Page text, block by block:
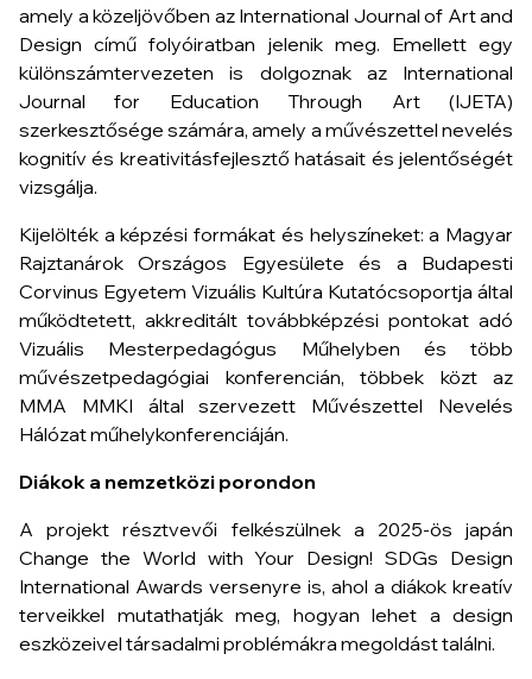
amely a közeljövőben az International Journal of Art and
Design című folyóiratban jelenik meg. Emellett egy
különszámtervezeten is dolgoznak az International
Journal for Education Through Art (IJETA)
szerkesztősége számára, amely a művészettel nevelés
kognitív és kreativitásfejlesztő hatásait és jelentőségét
vizsgálja.
Kijelölték a képzési formákat és helyszíneket: a Magyar
Rajztanárok Országos Egyesülete és a Budapesti
Corvinus Egyetem Vizuális Kultúra Kutatócsoportja által
működtetett, akkreditált továbbképzési pontokat adó
Vizuális Mesterpedagógus Műhelyben és több
művészetpedagógiai konferencián, többek közt az
MMA MMKI által szervezett Művészettel Nevelés
Hálózat műhelykonferenciáján.
Diákok a nemzetközi porondon
A projekt résztvevői felkészülnek a 2025-ös japán
Change the World with Your Design! SDGs Design
International Awards versenyre is, ahol a diákok kreatív
terveikkel mutathatják meg, hogyan lehet a design
eszközeivel társadalmi problémákra megoldást találni.